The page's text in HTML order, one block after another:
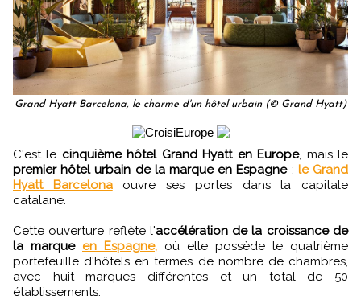
Grand Hyatt Barcelona, le charme d'un hôtel urbain (© Grand Hyatt)
C'est le cinquième hôtel Grand Hyatt en Europe, mais le
premier hôtel urbain de la marque en Espagne: le Grand
Hyatt Barcelonaouvre ses portes dans la capitale
catalane.
Cette ouverture reflète l'accélération de la croissance de
la marque en Espagne, où elle possède le quatrième
portefeuille d'hôtels en termes de nombre de chambres,
avec huit marques différentes et un total de 50
établissements.